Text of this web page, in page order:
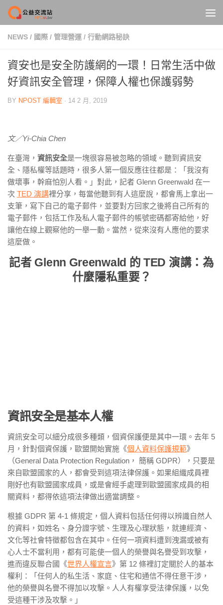
Skip to content
NEWS / 國際 / 管理營運 / 行動網路秘訣
資安也是安全防護網的一環！日常生活中做
好資訊安全管理，保障人權也保護弱勢
BY NPOST 編輯室 · 14 2 月, 2019
文／Yi-Chia Chen
在臺灣， 資訊安全是一塊很容易被忽略的領域。聽到資訊安
全、隱私權等話題時，很多人第一個反應往往都是：「我沒有
做壞事，幹麻怕別人看。」對此，記者 Glenn Greenwald 在一
次 TED 演講裡分享，每當他聽到有人這麼說，都會馬上拿出一
支筆，寫下自己的電子郵件，並要對方回家之後將自己所有的
電子郵件，包括工作及私人電子郵件的帳號密碼都寄給他，好
讓他在線上觀察他的一舉一動。當然，從來沒有人應他的要求
這麼做。
記者 Glenn Greenwald 的 TED 演講：為
什麼隱私重要？
資訊安全是基本人權
資訊安全可以細分成很多種類，個資保護便是其中一環。去年 5
月，針對個資保護，歐盟開始實施《個人資料保護規範》
（General Data Protection Regulation ， 簡稱 GDPR），只要是
來自歐盟國家的人，都會受到這項法律保護。如果組織成員裡
剛好也有歐盟國家成員，或是會經手處理到歐盟國家成員的相
關資料，都得依這項法律做出適當調整。
根據 GDPR 第 4-1 條規定，個人資料包括任何得以辨識自然人
的資料，如姓名、身分證字號、生理及心理狀態，就連經濟、
文化等社會特徵都包含在其中。任何一項資料遭到洩漏或被有
心人士不當利用，都有可能使一個人的榮譽與名譽受到攻擊，
進而違反聯合國《世界人權宣言》第 12 條裡訂定關於人的基本
權利：「任何人的私生活、家庭、住宅和通信不得任意干涉，
他的榮譽與名譽不得加以攻擊。人人有權享受法律保護，以免
受這種干涉及攻擊。」